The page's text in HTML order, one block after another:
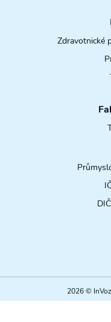
Zdravotnické
2026 ©